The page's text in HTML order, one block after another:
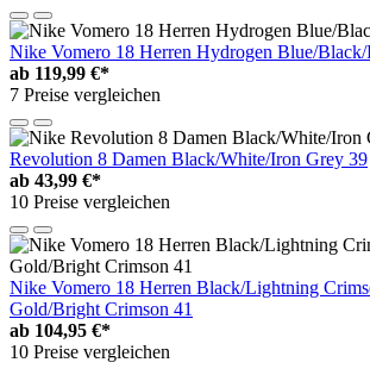
Nike Vomero 18 Herren Hydrogen Blue/Black/
ab 119,99 €*
7 Preise vergleichen
Revolution 8 Damen Black/White/Iron Grey 39
ab 43,99 €*
10 Preise vergleichen
Nike Vomero 18 Herren Black/Lightning
Gold/Bright Crimson 41
ab 104,95 €*
10 Preise vergleichen